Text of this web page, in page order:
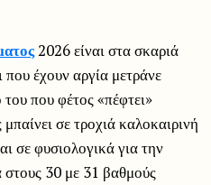
2026 είναι στα σκαριά
που έχουν αργία μετράνε
που φέτος «πέφτει»
σε τροχιά καλοκαιρινή
σε φυσιολογικά για την
στους 30 με 31 βαθμούς